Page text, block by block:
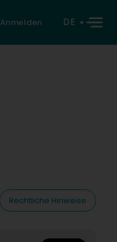
Anmelden DE
Rechtliche Hinweise